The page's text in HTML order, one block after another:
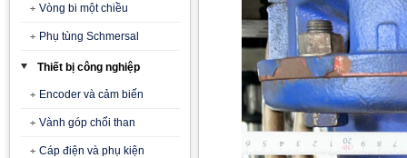
Vòng bi một chiều
Phụ tùng Schmersal
Thiết bị công nghiệp
Encoder và cảm biến
Vành góp chổi than
Cáp điện và phụ kiện